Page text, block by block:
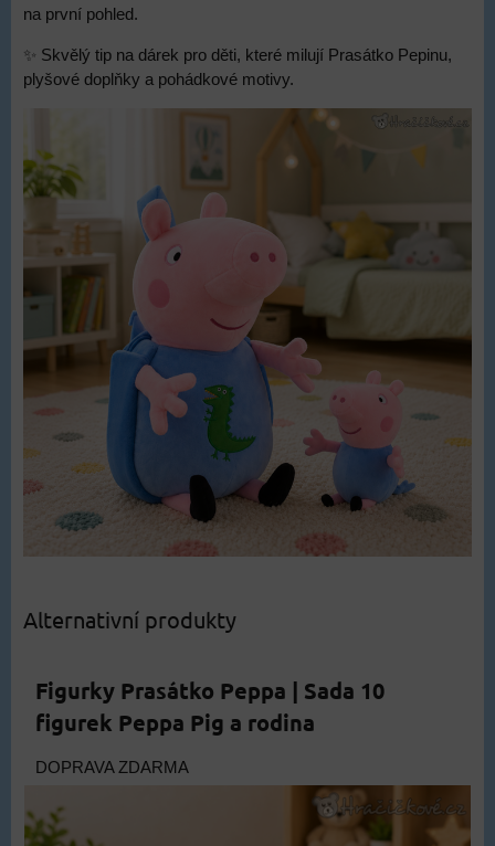
na první pohled.
✨ Skvělý tip na dárek pro děti, které milují Prasátko Pepinu,
plyšové doplňky a pohádkové motivy.
Alternativní produkty
Figurky Prasátko Peppa | Sada 10
figurek Peppa Pig a rodina
DOPRAVA ZDARMA